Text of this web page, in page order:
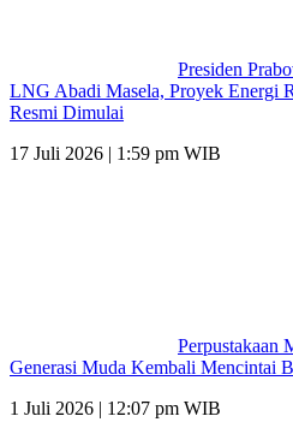
Presiden
LNG Abadi Masela, Proyek Energi
Resmi Dimulai
17 Juli 2026 | 1:59 pm WIB
Perpustakaan
Generasi Muda Kembali Mencintai
1 Juli 2026 | 12:07 pm WIB